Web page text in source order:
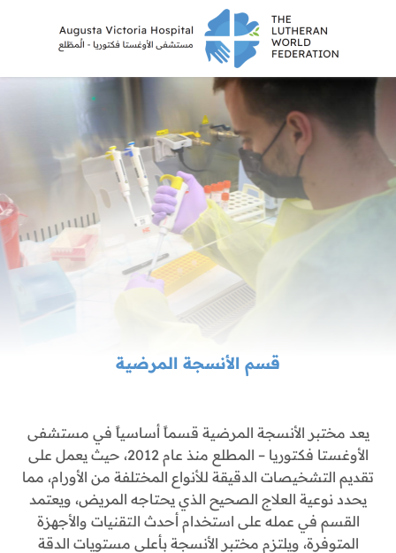
قسم الأنسجة المرضية
يعد مختبر الأنسجة المرضية قسماً أساسياً في مستشفى
الأوغستا فكتوريا – المطلع منذ عام 2012، حيث يعمل على
تقديم التشخيصات الدقيقة للأنواع المختلفة من الأورام، مما
يحدد نوعية العلاج الصحيح الذي يحتاجه المريض، ويعتمد
القسم في عمله على استخدام أحدث التقنيات والأجهزة
المتوفرة، ويلتزم مختبر الأنسجة بأعلى مستويات الدقة